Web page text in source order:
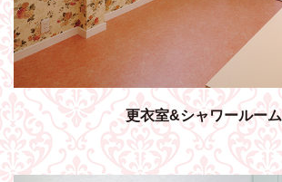
更衣室&シャワールーム